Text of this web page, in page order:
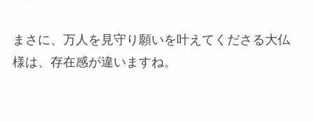
まさに、 万人を見守り願いを叶えてくださる大仏
様は、存在感が違いますね。